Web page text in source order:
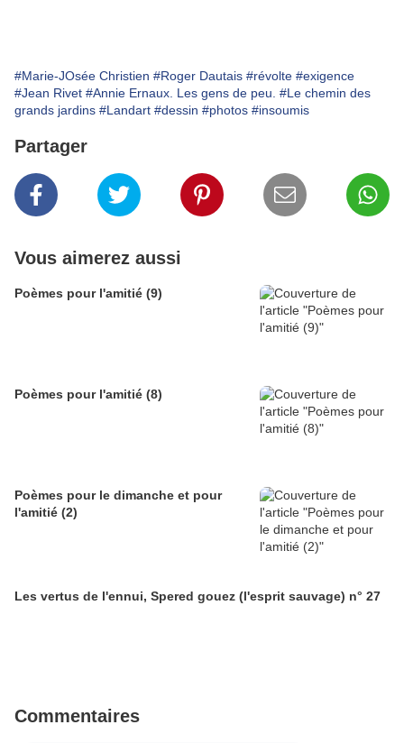
#Marie-JOsée Christien #Roger Dautais #révolte #exigence
#Jean Rivet #Annie Ernaux. Les gens de peu. #Le chemin des
grands jardins #Landart #dessin #photos #insoumis
Partager
Vous aimerez aussi
Poèmes pour l'amitié (9)
Poèmes pour l'amitié (8)
Poèmes pour le dimanche et pour
l'amitié (2)
Les vertus de l'ennui, Spered gouez (l'esprit sauvage) n° 27
Commentaires